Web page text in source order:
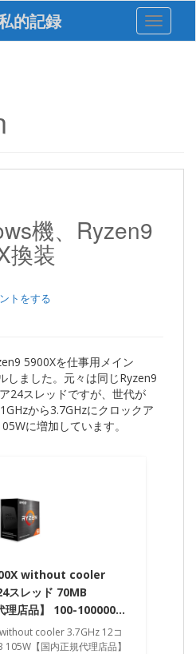
的記録 Toggle
機、Ryzen9
換装
トをする
5900Xを仕事用メイン
しました。元々は同じRyzen9
24スレッドですが、世代が
から3.7GHzにクロックア
に増加しています。
without cooler
スレッド 70MB
理店品】 100-100000…
cooler 3.7GHz 12コ
【国内正規代理店品】